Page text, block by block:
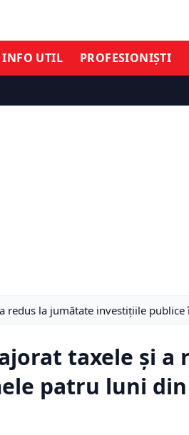
INFO UTIL PROFESIONIȘTI
redus la jumătate investițiile
taxele și a
patru luni din